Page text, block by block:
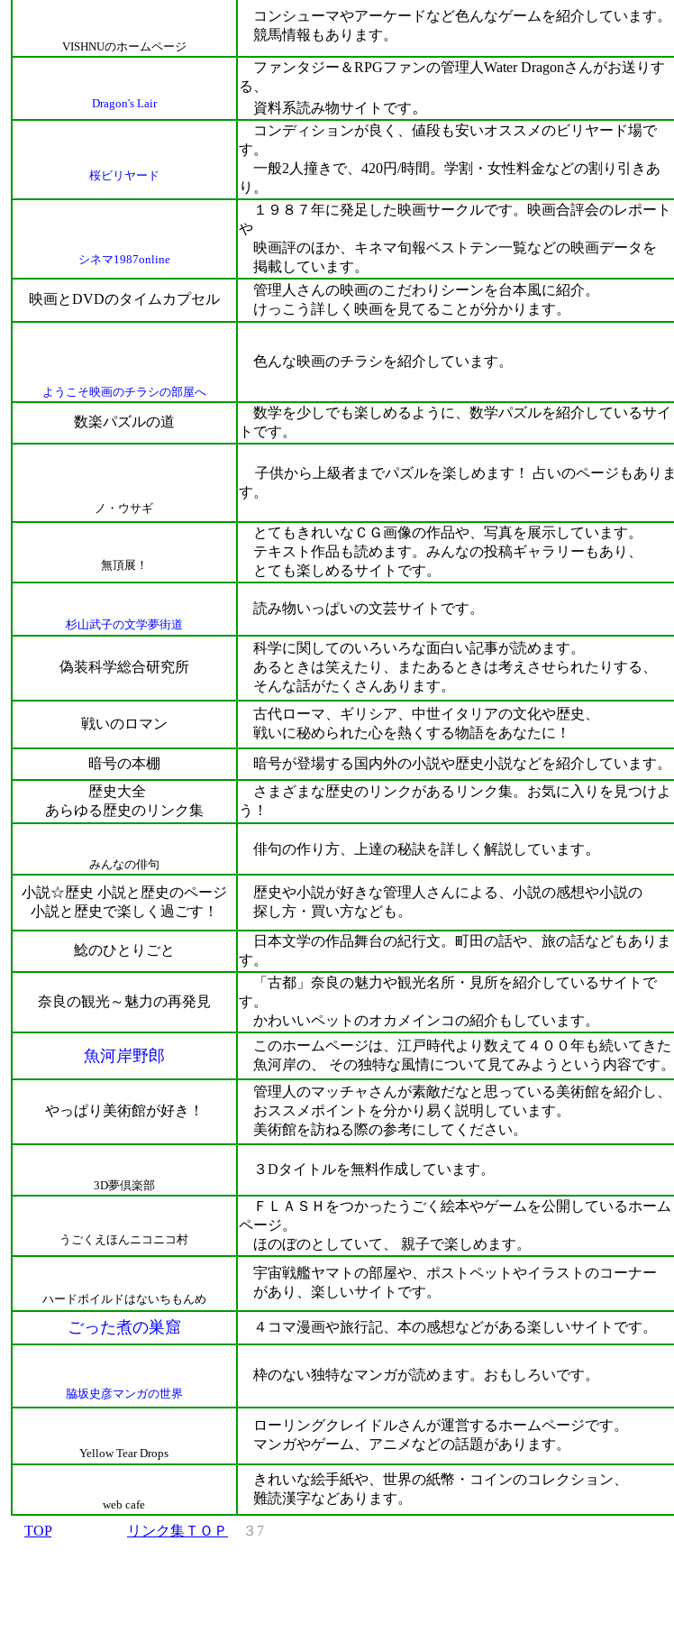
VISHNUのホームページ
コンシューマやアーケードなど色んなゲームを紹介しています。
競馬情報もあります。
Dragon's Lair
ファンタジー＆RPGファンの管理人Water Dragonさんがお送りす
る、
資料系読み物サイトです。
桜ビリヤード
コンディションが良く、値段も安いオススメのビリヤード場で
す。
一般2人撞きで、420円/時間。学割・女性料金などの割り引きあ
り。
シネマ1987online
１９８７年に発足した映画サークルです。映画合評会のレポート
や
映画評のほか、キネマ旬報ベストテン一覧などの映画データを
掲載しています。
映画とDVDのタイムカプセル
管理人さんの映画のこだわりシーンを台本風に紹介。
けっこう詳しく映画を見てることが分かります。
ようこそ映画のチラシの部屋へ
色んな映画のチラシを紹介しています。
数楽パズルの道
数学を少しでも楽しめるように、数学パズルを紹介しているサイ
トです。
ノ・ウサギ
子供から上級者までパズルを楽しめます！ 占いのページもありま
す。
無頂展！
とてもきれいなＣＧ画像の作品や、写真を展示しています。
テキスト作品も読めます。みんなの投稿ギャラリーもあり、
とても楽しめるサイトです。
杉山武子の文学夢街道
読み物いっぱいの文芸サイトです。
偽装科学総合研究所
科学に関してのいろいろな面白い記事が読めます。
あるときは笑えたり、またあるときは考えさせられたりする、
そんな話がたくさんあります。
戦いのロマン
古代ローマ、ギリシア、中世イタリアの文化や歴史、
戦いに秘められた心を熱くする物語をあなたに！
暗号の本棚
暗号が登場する国内外の小説や歴史小説などを紹介しています。
歴史大全
あらゆる歴史のリンク集
さまざまな歴史のリンクがあるリンク集。お気に入りを見つけよ
う！
みんなの俳句
俳句の作り方、上達の秘訣を詳しく解説しています。
小説☆歴史 小説と歴史のページ
小説と歴史で楽しく過ごす！
歴史や小説が好きな管理人さんによる、小説の感想や小説の
探し方・買い方なども。
鯰のひとりごと
日本文学の作品舞台の紀行文。町田の話や、旅の話などもありま
す。
奈良の観光～魅力の再発見
「古都」奈良の魅力や観光名所・見所を紹介しているサイトで
す。
かわいいペットのオカメインコの紹介もしています。
魚河岸野郎
このホームページは、江戸時代より数えて４００年も続いてきた
魚河岸の、 その独特な風情について見てみようという内容です。
やっぱり美術館が好き！
管理人のマッチャさんが素敵だなと思っている美術館を紹介し、
おススメポイントを分かり易く説明しています。
美術館を訪ねる際の参考にしてください。
3D夢倶楽部
３Dタイトルを無料作成しています。
うごくえほんニコニコ村
ＦＬＡＳＨをつかったうごく絵本やゲームを公開しているホーム
ページ。
ほのぼのとしていて、 親子で楽しめます。
ハードボイルドはないちもんめ
宇宙戦艦ヤマトの部屋や、ポストペットやイラストのコーナー
があり、楽しいサイトです。
ごった煮の巣窟 ４コマ漫画や旅行記、本の感想などがある楽しいサイトです。
脇坂史彦マンガの世界
枠のない独特なマンガが読めます。おもしろいです。
Yellow Tear Drops
ローリングクレイドルさんが運営するホームページです。
マンガやゲーム、アニメなどの話題があります。
web cafe
きれいな絵手紙や、世界の紙幣・コインのコレクション、
難読漢字などあります。
TOP リンク集ＴＯＰ ３7